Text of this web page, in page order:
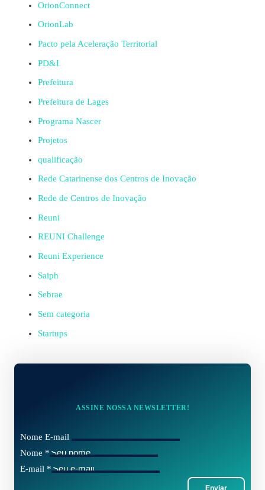
OrionConnect
OrionLab
Pacto pela Aceleração Territorial
PD&I
Prefeitura
Prefeitura de Lages
Programa Nascer
Projetos
qualificação
Rede Catarinense dos Centros de Inovação
Rede de Centros de Inovação
Reuni
REUNI Challenge
Reuni Experience
Saiph
Sebrae
Sem categoria
Startups
ASSINE NOSSA NEWSLETTER!
Nome E-mail
Nome *
E-mail *
Enviar